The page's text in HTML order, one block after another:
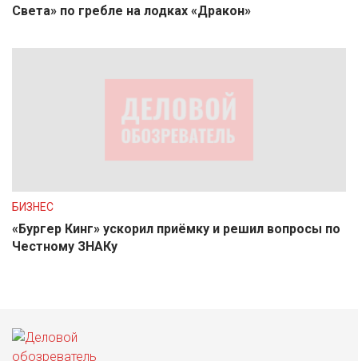
Света» по гребле на лодках «Дракон»
БИЗНЕС
«Бургер Кинг» ускорил приёмку и решил вопросы по
Честному ЗНАКу